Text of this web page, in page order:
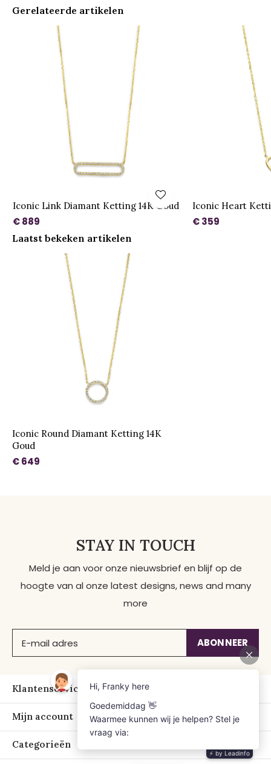
Gerelateerde artikelen
Iconic Link Diamant Ketting 14K Goud
€ 889
Iconic Heart
€ 359
Laatst bekeken artikelen
Iconic Round Diamant Ketting 14K
Goud
€ 649
STAY IN TOUCH
Meld je aan voor onze nieuwsbrief en blijf op de
hoogte van al onze latest designs, news and many
more
ABONNEER
Klantenservice
Mijn account
Categorieën